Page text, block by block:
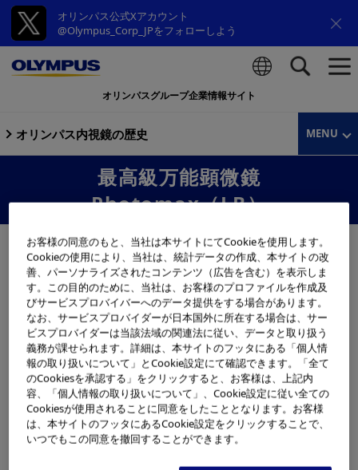
オリンパス公式Xアカウント
@Olympus_Corp_JPをフォローしよう
オリンパスグループ企業情報サイト
オリンパス内視鏡の歴史 MENU
最高級万能顕微鏡
Photomax（LB）
お客様の同意のもと、当社は本サイトにてCookieを使用します。
Cookieの使用により、当社は、統計データの作成、本サイトの改
善、パーソナライズされたコンテンツ（広告を含む）を表示しま
す。この目的のために、当社は、お客様のプロファイルを作成及
びサービスプロバイバーへのデータ提供をする場合があります。
なお、サービスプロバイダーが日本国外に所在する場合は、サー
ビスプロバイダーは当該法域の関連法に従い、データと取り扱う
義務が課せられます。詳細は、本サイトのフッタにある「個人情
報の取り扱いについて」とCookie設定にて確認できます。「全て
のCookiesを承認する」をクリックすると、お客様は、上記内
容、「個人情報の取り扱いについて」、Cookie設定に従い全ての
Cookiesが使用されることに同意をしたこととなります。お客様
は、本サイトのフッタにあるCookie設定をクリックすることで、
いつでもこの同意を撤回することができます。